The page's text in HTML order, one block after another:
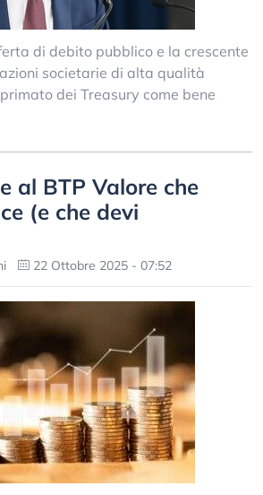
di debito pubblico e la crescente
societarie di alta qualità
dei Treasury come bene
al BTP Valore che
(e che devi
22 Ottobre 2025 - 07:52